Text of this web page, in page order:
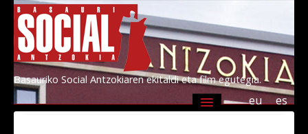
Basauriko Social Antzokiaren ekitaldi eta film egutegia.
es
eu